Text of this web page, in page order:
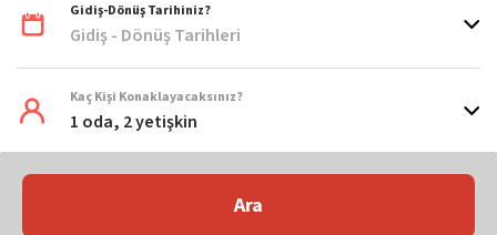
Gidiş-Dönüş Tarihiniz?
Gidiş - Dönüş Tarihleri
Kaç Kişi Konaklayacaksınız?
1 oda, 2 yetişkin
Ara